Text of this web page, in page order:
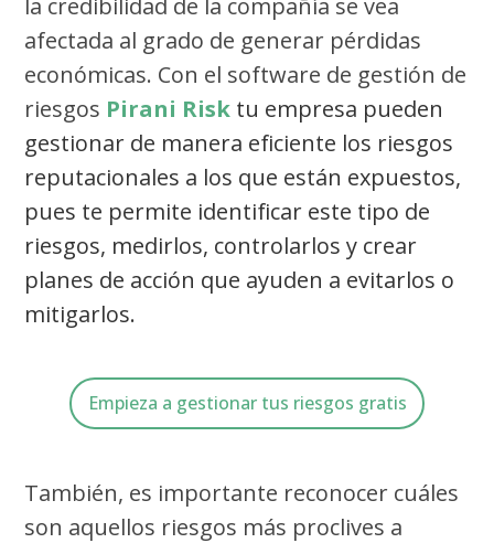
afectada al grado de generar pérdidas
económicas. Con el software de gestión de
riesgos Pirani Risk tu empresa pueden
gestionar de manera eficiente los riesgos
reputacionales a los que están expuestos,
pues te permite identificar este tipo de
riesgos, medirlos, controlarlos y crear
planes de acción que ayuden a evitarlos o
mitigarlos.
Empieza a gestionar tus riesgos gratis
También, es importante reconocer cuáles
son aquellos riesgos más proclives a